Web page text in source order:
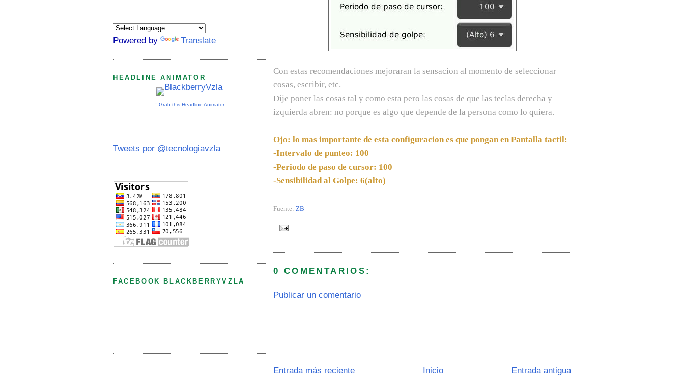
Con estas recomendaciones mejoraran la sensacion al momento de seleccionar
cosas, escribir, etc.
Dije poner las cosas tal y como esta pero las cosas de que las teclas derecha y
izquierda abren: no porque es algo que depende de la persona como lo quiera.
Ojo: lo mas importante de esta configuracion es que pongan en Pantalla tactil:
-Intervalo de punteo: 100
-Periodo de paso de cursor: 100
-Sensibilidad al Golpe: 6(alto)
Fuente: ZB
0 COMENTARIOS:
Publicar un comentario
Entrada más reciente Entrada antigua
Inicio
Powered by Translate
HEADLINE ANIMATOR
↑ Grab this Headline Animator
Tweets por @tecnologiavzla
FACEBOOK BLACKBERRYVZLA